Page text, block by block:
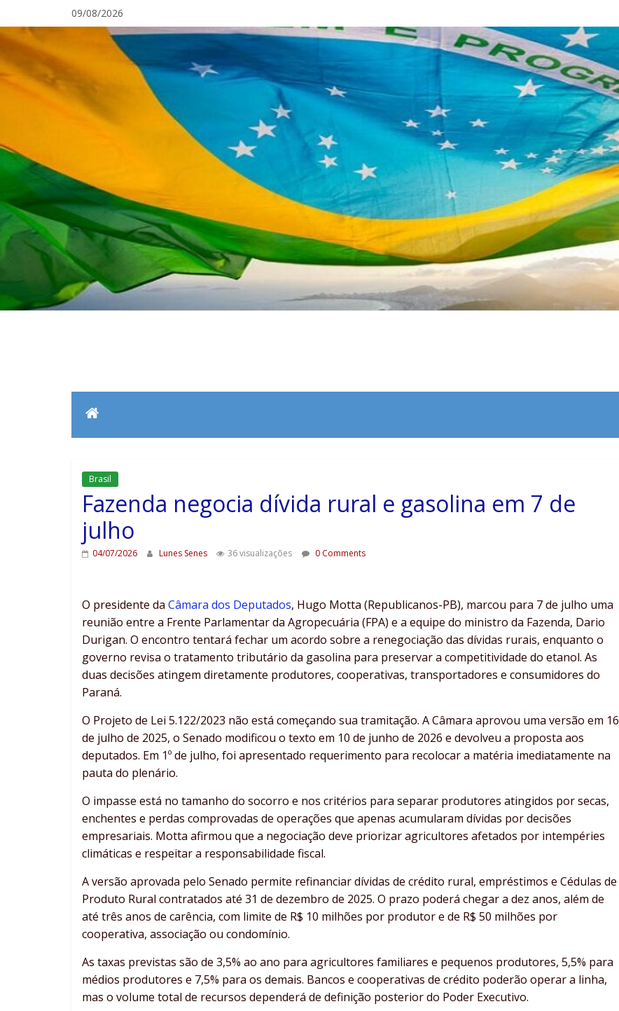
para
conteúdo
09/08/2026
Brasil
Fazenda negocia dívida rural e gasolina em 7 de
julho
04/07/2026 Lunes Senes 36 visualizações 0 Comments
O presidente da Câmara dos Deputados, Hugo Motta (Republicanos-PB), marcou para 7 de julho uma
reunião entre a Frente Parlamentar da Agropecuária (FPA) e a equipe do ministro da Fazenda, Dario
Durigan. O encontro tentará fechar um acordo sobre a renegociação das dívidas rurais, enquanto o
governo revisa o tratamento tributário da gasolina para preservar a competitividade do etanol. As
duas decisões atingem diretamente produtores, cooperativas, transportadores e consumidores do
Paraná.
O Projeto de Lei 5.122/2023 não está começando sua tramitação. A Câmara aprovou uma versão em 16
de julho de 2025, o Senado modificou o texto em 10 de junho de 2026 e devolveu a proposta aos
deputados. Em 1º de julho, foi apresentado requerimento para recolocar a matéria imediatamente na
pauta do plenário.
O impasse está no tamanho do socorro e nos critérios para separar produtores atingidos por secas,
enchentes e perdas comprovadas de operações que apenas acumularam dívidas por decisões
empresariais. Motta afirmou que a negociação deve priorizar agricultores afetados por intempéries
climáticas e respeitar a responsabilidade fiscal.
A versão aprovada pelo Senado permite refinanciar dívidas de crédito rural, empréstimos e Cédulas de
Produto Rural contratados até 31 de dezembro de 2025. O prazo poderá chegar a dez anos, além de
até três anos de carência, com limite de R$ 10 milhões por produtor e de R$ 50 milhões por
cooperativa, associação ou condomínio.
As taxas previstas são de 3,5% ao ano para agricultores familiares e pequenos produtores, 5,5% para
médios produtores e 7,5% para os demais. Bancos e cooperativas de crédito poderão operar a linha,
mas o volume total de recursos dependerá de definição posterior do Poder Executivo.